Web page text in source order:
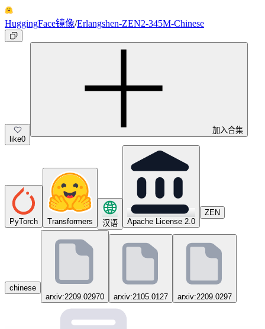
HuggingFace镜像/Erlangshen-ZEN2-345M-Chinese
like0
加入合集
PyTorch Transformers 汉语 Apache License 2.0
ZEN
chinese
arxiv:2209.02970
arxiv:2105.0127 arxiv:2209.0297